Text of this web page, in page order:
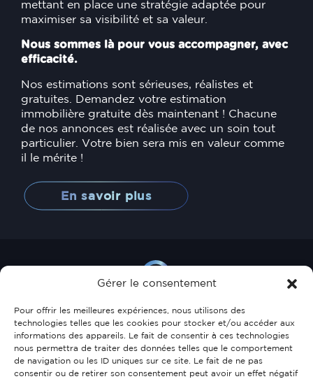
Gérer le consentement
Pour offrir les meilleures expériences, nous utilisons des
technologies telles que les cookies pour stocker et/ou accéder aux
informations des appareils. Le fait de consentir à ces technologies
nous permettra de traiter des données telles que le comportement
de navigation ou les ID uniques sur ce site. Le fait de ne pas
consentir ou de retirer son consentement peut avoir un effet négatif
mettant en place une stratégie adaptée pour
maximiser sa visibilité et sa valeur.
Nous sommes là pour vous accompagner, avec
efficacité.
Nos estimations sont sérieuses, réalistes et
gratuites. Demandez votre estimation
immobilière gratuite dès maintenant ! Chacune
de nos annonces est réalisée avec un soin tout
particulier. Votre bien sera mis en valeur comme
il le mérite !
En savoir plus
35, allée Scheffer
L-2520 Luxembourg